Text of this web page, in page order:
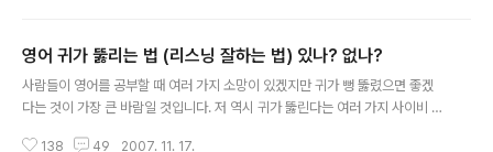
보통 사람도 돈을 벌기 위해서는 결국 투자를 해야 한다는
그의 이론이 많은 사람에게 신선한 개념이었나 봅니다. 어
쨌거나 이 인생에서 무언가를 성취하는 비결이 있다면 그
고 그 방법을 모방하는 것이 가장 좋은 방법일 것입니다. 이
영어 귀가 뚫리는 법 (리스닝 잘하는 법) 있나? 없나?
사람들이 영어를 공부할 때 여러 가지 소망이 있겠지만 귀가 뻥 뚫렸으면 좋겠
다는 것이 가장 큰 바람일 것입니다. 저 역시 귀가 뚫린다는 여러 가지 사이비 학
138 49 2007. 11. 17.